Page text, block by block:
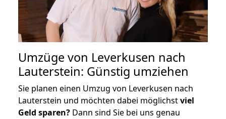
Umzüge von Leverkusen nach
Lauterstein: Günstig umziehen
Sie planen einen Umzug von Leverkusen nach
Lauterstein und möchten dabei möglichstviel
Geld sparen? Dann sind Sie bei uns genau